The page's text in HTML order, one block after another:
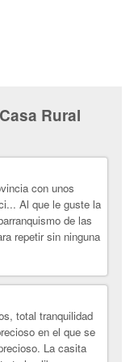
de arquitectura
de mil metros de
y robles le
equipada con
chimenea a los
hamacas y
Casa Rural
con unos
Al que le guste la
de las
repetir sin ninguna
total tranquilidad
en el que se
La casita